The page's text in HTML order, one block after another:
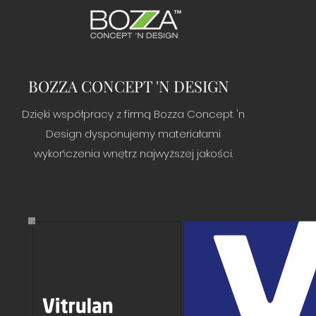
BOZZA CONCEPT 'N DESIGN
Dzięki współpracy z firmą Bozza Concept 'n
Design dysponujemy materiałami
wykończenia wnętrz najwyższej jakości.